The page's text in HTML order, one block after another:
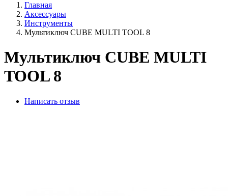
Главная
Аксессуары
Инструменты
Мультиключ CUBE MULTI TOOL 8
Мультиключ CUBE MULTI
TOOL 8
Написать отзыв